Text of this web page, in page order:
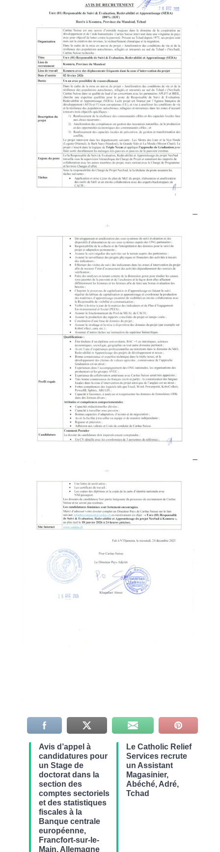
Avis d’appel à
candidatures pour
un Stage de
doctorat dans la
section des
comptes sectoriels
et des statistiques
fiscales à la
Banque centrale
européenne,
Francfort-sur-le-
Main, Allemagne
Le Catholic Relief
Services recrute
un Assistant
Magasinier,
Abéché, Adré,
Tchad